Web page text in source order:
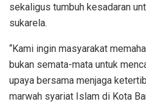
sekaligus tumbuh kesadaran
sukarela.
“Kami ingin masyarakat
bukan semata-mata untuk
upaya bersama menjaga
marwah syariat Islam di Kota